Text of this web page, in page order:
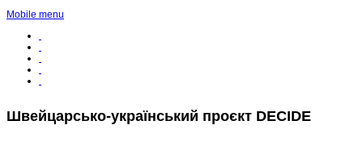
Mobile menu
Швейцарсько-український проєкт DECIDE